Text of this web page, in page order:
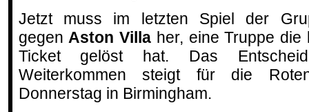
Jetzt muss im letzten Spiel der
gegen Aston Villa her, eine Truppe die
Ticket gelöst hat. Das
Weiterkommen steigt für die
Donnerstag in Birmingham.